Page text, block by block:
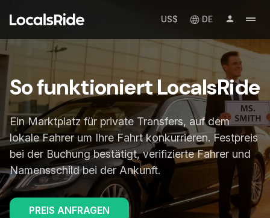
US$ DE
So funktioniert LocalsRide
Ein Marktplatz für private Transfers, auf dem
lokale Fahrer um Ihre Fahrt konkurrieren. Festpreis
bei der Buchung bestätigt, verifizierte Fahrer und
Namensschild bei der Ankunft.
PREIS ANFRAGEN